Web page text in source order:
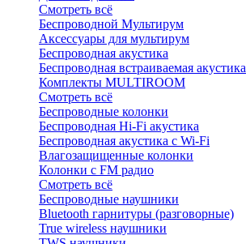
Смотреть всё
Беспроводной Мультирум
Аксессуары для мультирум
Беспроводная акустика
Беспроводная встраиваемая акустика
Комплекты MULTIROOM
Смотреть всё
Беспроводные колонки
Беспроводная Hi-Fi акустика
Беспроводная акустика с Wi-Fi
Влагозащищенные колонки
Колонки с FM радио
Смотреть всё
Беспроводные наушники
Bluetоoth гарнитуры (разговорные)
True wireless наушники